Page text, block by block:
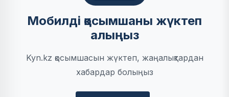
Мобилді қосымшаны жүктеп
алыңыз
Kyn.kz қосымшасын жүктеп, жаңалықтардан
хабардар болыңыз